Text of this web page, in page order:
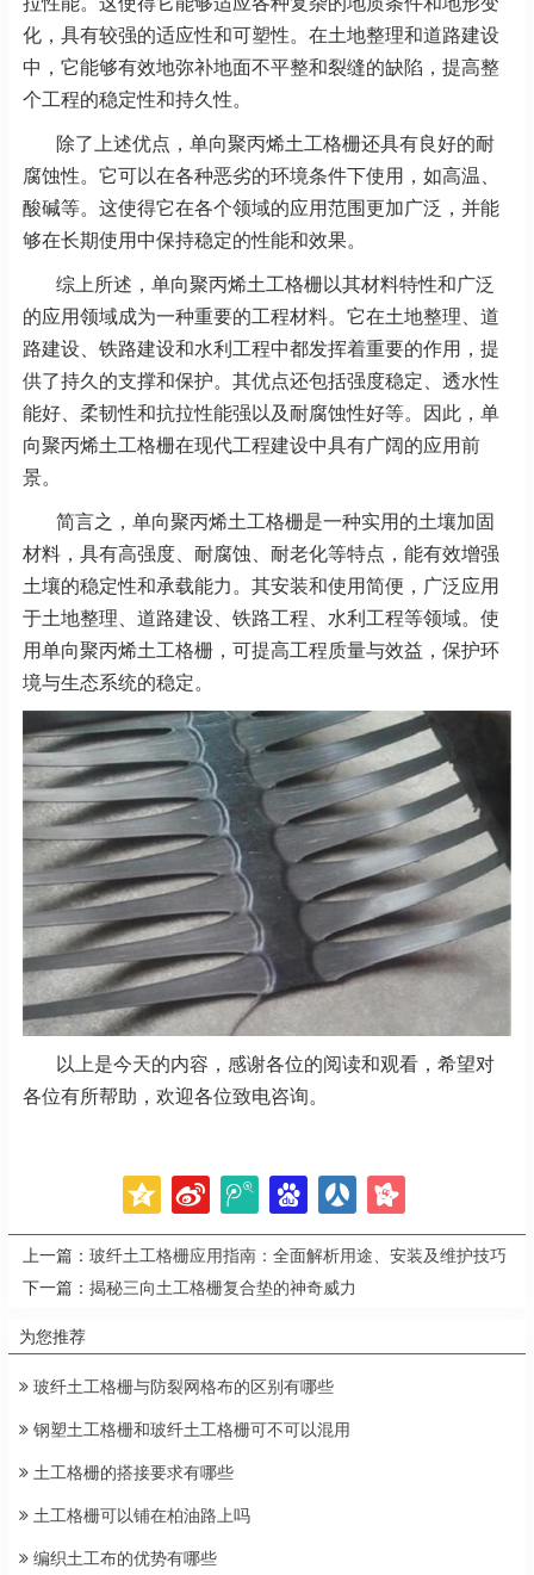
化，具有较强的适应性和可塑性。在土地整理和道路建设
中，它能够有效地弥补地面不平整和裂缝的缺陷，提高整
个工程的稳定性和持久性。
除了上述优点，单向聚丙烯土工格栅还具有良好的耐
腐蚀性。它可以在各种恶劣的环境条件下使用，如高温、
酸碱等。这使得它在各个领域的应用范围更加广泛，并能
够在长期使用中保持稳定的性能和效果。
综上所述，单向聚丙烯土工格栅以其材料特性和广泛
的应用领域成为一种重要的工程材料。它在土地整理、道
路建设、铁路建设和水利工程中都发挥着重要的作用，提
供了持久的支撑和保护。其优点还包括强度稳定、透水性
能好、柔韧性和抗拉性能强以及耐腐蚀性好等。因此，单
向聚丙烯土工格栅在现代工程建设中具有广阔的应用前
景。
简言之，单向聚丙烯土工格栅是一种实用的土壤加固
材料，具有高强度、耐腐蚀、耐老化等特点，能有效增强
土壤的稳定性和承载能力。其安装和使用简便，广泛应用
于土地整理、道路建设、铁路工程、水利工程等领域。使
用单向聚丙烯土工格栅，可提高工程质量与效益，保护环
境与生态系统的稳定。
以上是今天的内容，感谢各位的阅读和观看，希望对
各位有所帮助，欢迎各位致电咨询。
上一篇： 玻纤土工格栅应用指南：全面解析用途、安装及维护技巧
下一篇： 揭秘三向土工格栅复合垫的神奇威力
为您推荐
玻纤土工格栅与防裂网格布的区别有哪些
钢塑土工格栅和玻纤土工格栅可不可以混用
土工格栅的搭接要求有哪些
土工格栅可以铺在柏油路上吗
编织土工布的优势有哪些